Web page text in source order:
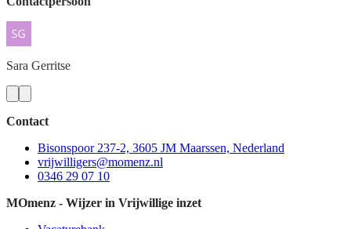
Sara Gerritse
Contact
Bisonspoor 237-2, 3605 JM Maarssen, Nederland
vrijwilligers@momenz.nl
0346 29 07 10
MOmenz - Wijzer in Vrijwillige inzet